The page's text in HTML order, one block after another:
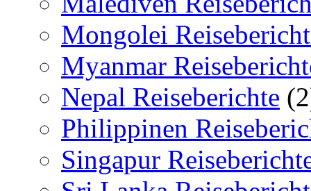
Mongolei
Myanmar
Nepal Reiseberichte
Philippinen
Singapur